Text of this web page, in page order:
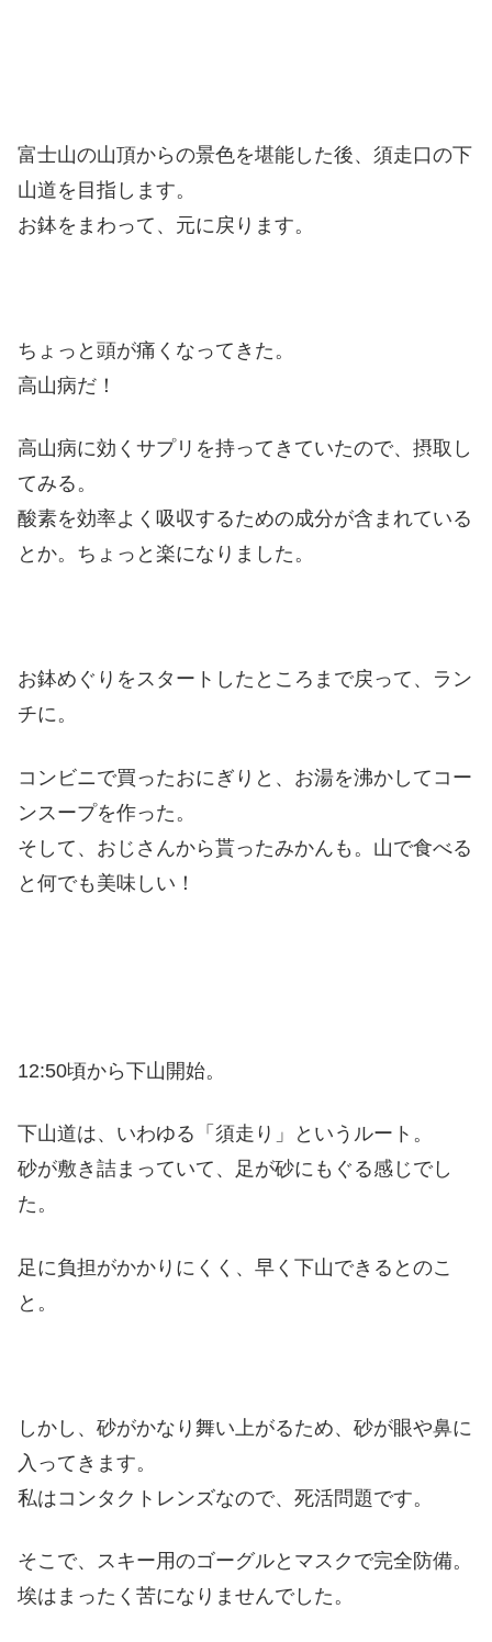
富士山の山頂からの景色を堪能した後、須走口の下
山道を目指します。
お鉢をまわって、元に戻ります。
ちょっと頭が痛くなってきた。
高山病だ！
高山病に効くサプリを持ってきていたので、摂取し
てみる。
酸素を効率よく吸収するための成分が含まれている
とか。ちょっと楽になりました。
お鉢めぐりをスタートしたところまで戻って、ラン
チに。
コンビニで買ったおにぎりと、お湯を沸かしてコー
ンスープを作った。
そして、おじさんから貰ったみかんも。山で食べる
と何でも美味しい！
12:50頃から下山開始。
下山道は、いわゆる「須走り」というルート。
砂が敷き詰まっていて、足が砂にもぐる感じでし
た。
足に負担がかかりにくく、早く下山できるとのこ
と。
しかし、砂がかなり舞い上がるため、砂が眼や鼻に
入ってきます。
私はコンタクトレンズなので、死活問題です。
そこで、スキー用のゴーグルとマスクで完全防備。
埃はまったく苦になりませんでした。